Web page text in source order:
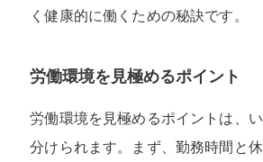
く健康的に働くための秘訣です。
労働環境を見極めるポイント
労働環境を見極めるポイントは、
分けられます。まず、勤務時間と